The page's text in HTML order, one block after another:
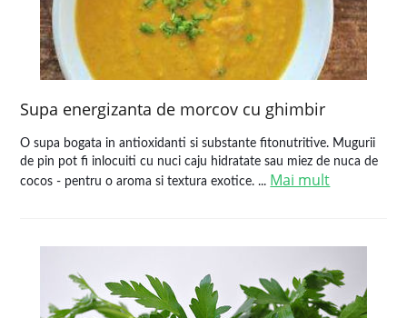
Supa energizanta de morcov cu ghimbir
O supa bogata in antioxidanti si substante fitonutritive. Mugurii
de pin pot fi inlocuiti cu nuci caju hidratate sau miez de nuca de
cocos - pentru o aroma si textura exotice. ... Mai mult